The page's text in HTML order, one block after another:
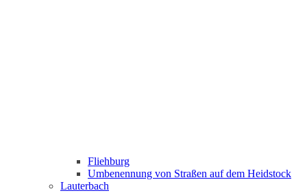
Fliehburg
Umbenennung von Straßen auf dem Heidstock
Lauterbach